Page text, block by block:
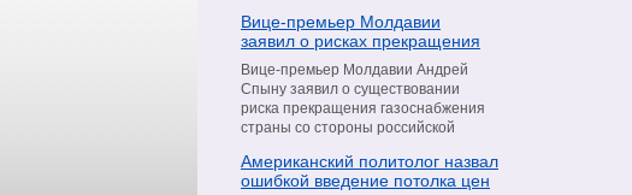
Вице-премьер Молдавии
заявил о рисках прекращения
поставок газа со стороны
«Газпрома»
Вице-премьер Молдавии Андрей
Спыну заявил о существовании
риска прекращения газоснабжения
страны со стороны российской
сообщил в интервью телеканалу
Moldova 1, пишет РИА Новости.
Американский политолог назвал
ошибкой введение потолка цен